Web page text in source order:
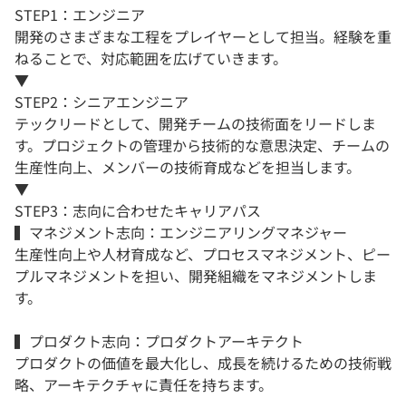
STEP1：エンジニア
開発のさまざまな工程をプレイヤーとして担当。経験を重
ねることで、対応範囲を広げていきます。
▼
STEP2：シニアエンジニア
テックリードとして、開発チームの技術面をリードしま
す。プロジェクトの管理から技術的な意思決定、チームの
生産性向上、メンバーの技術育成などを担当します。
▼
STEP3：志向に合わせたキャリアパス
▍マネジメント志向：エンジニアリングマネジャー
生産性向上や人材育成など、プロセスマネジメント、ピー
プルマネジメントを担い、開発組織をマネジメントしま
す。
▍プロダクト志向：プロダクトアーキテクト
プロダクトの価値を最大化し、成長を続けるための技術戦
略、アーキテクチャに責任を持ちます。